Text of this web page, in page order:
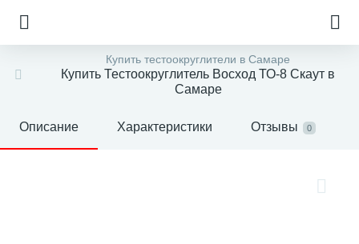
Купить тестоокруглители в Самаре
Купить Тестоокруглитель Восход ТО-8 Скаут в
Самаре
Описание Характеристики Отзывы 0